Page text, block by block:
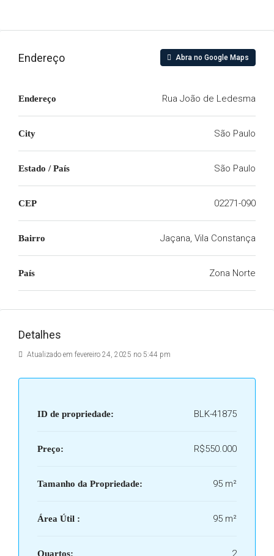
Endereço Abra no Google Maps
Endereço Rua João de Ledesma
City São Paulo
Estado / País São Paulo
CEP 02271-090
Bairro Jaçana, Vila Constança
País Zona Norte
Detalhes
Atualizado em fevereiro 24, 2025 no 5:44 pm
ID de propriedade: BLK-41875
Preço: R$550.000
Tamanho da Propriedade: 95 m²
Área Útil : 95 m²
Quartos: 2